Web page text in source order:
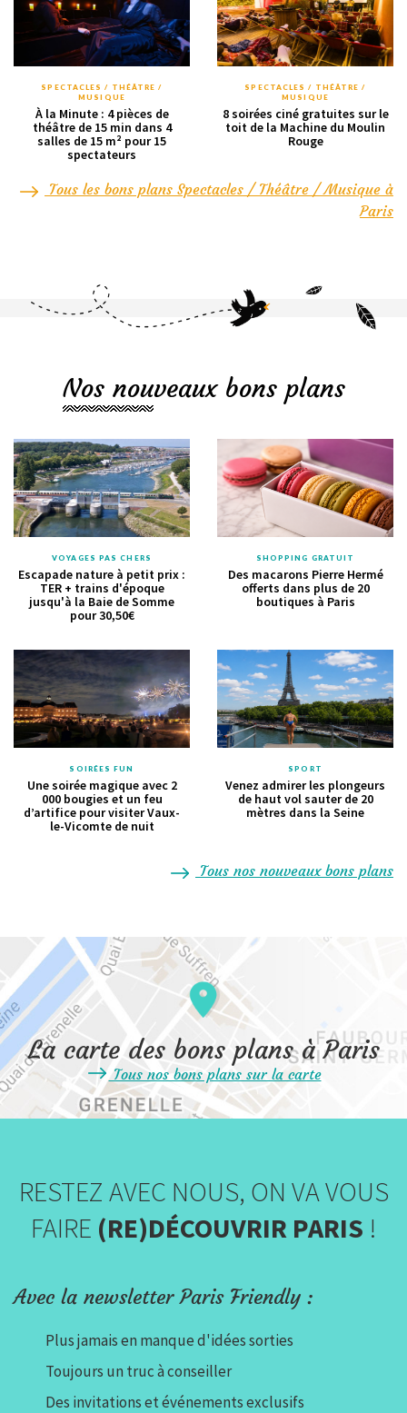
SPECTACLES / THÉÂTRE /
MUSIQUE
À la Minute : 4 pièces de
théâtre de 15 min dans 4
salles de 15 m² pour 15
spectateurs
SPECTACLES / THÉÂTRE /
MUSIQUE
8 soirées ciné gratuites sur le
toit de la Machine du Moulin
Rouge
Tous les bons plans Spectacles / Théâtre / Musique à
Paris
Nos nouveaux bons plans
VOYAGES PAS CHERS
Escapade nature à petit prix :
TER + trains d'époque
jusqu'à la Baie de Somme
pour 30,50€
SHOPPING GRATUIT
Des macarons Pierre Hermé
offerts dans plus de 20
boutiques à Paris
SOIRÉES FUN
Une soirée magique avec 2
000 bougies et un feu
d’artifice pour visiter Vaux-
le-Vicomte de nuit
SPORT
Venez admirer les plongeurs
de haut vol sauter de 20
mètres dans la Seine
Tous nos nouveaux bons plans
La carte des bons plans à Paris
Tous nos bons plans sur la carte
RESTEZ AVEC NOUS, ON VA VOUS
FAIRE (RE)DÉCOUVRIR PARIS !
Avec la newsletter Paris Friendly :
Plus jamais en manque d'idées sorties
Toujours un truc à conseiller
Des invitations et événements exclusifs